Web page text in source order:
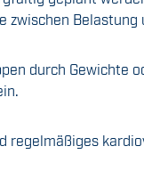
Belastung
durch Gewichte